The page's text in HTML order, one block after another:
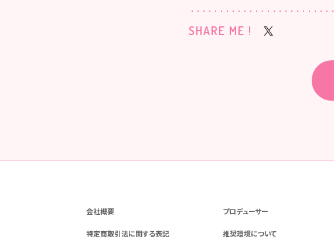
SHARE ME !
会社概要 プロデューサー
特定商取引法に関する表記 推奨環境について